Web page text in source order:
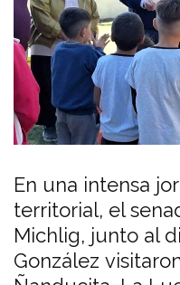
En una intensa
territorial, el
Michlig, junto al
González